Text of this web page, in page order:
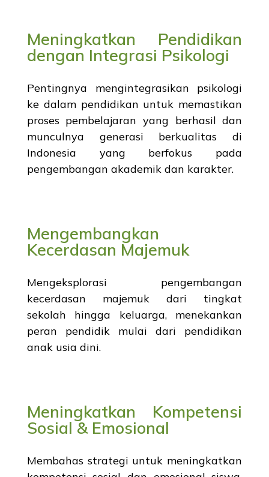
Meningkatkan Pendidikan
dengan Integrasi Psikologi
Pentingnya mengintegrasikan psikologi
ke dalam pendidikan untuk memastikan
proses pembelajaran yang berhasil dan
munculnya generasi berkualitas di
Indonesia yang berfokus pada
pengembangan akademik dan karakter.
Mengembangkan
Kecerdasan Majemuk
Mengeksplorasi pengembangan
kecerdasan majemuk dari tingkat
sekolah hingga keluarga, menekankan
peran pendidik mulai dari pendidikan
anak usia dini.
Meningkatkan Kompetensi
Sosial & Emosional
Membahas strategi untuk meningkatkan